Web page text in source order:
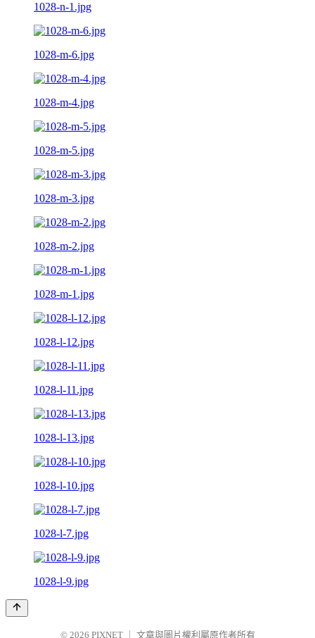
1028-n-1.jpg
1028-m-6.jpg
1028-m-4.jpg
1028-m-5.jpg
1028-m-3.jpg
1028-m-2.jpg
1028-m-1.jpg
1028-l-12.jpg
1028-l-11.jpg
1028-l-13.jpg
1028-l-10.jpg
1028-l-7.jpg
1028-l-9.jpg
© 2026 PIXNET 文章與圖片權利屬原作者所有